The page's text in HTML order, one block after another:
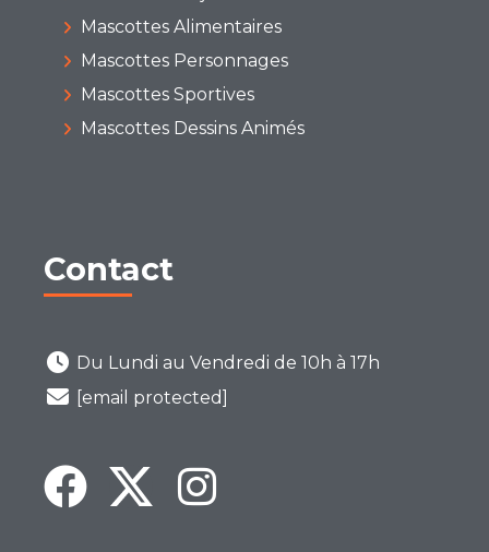
Mascottes Alimentaires
Mascottes Personnages
Mascottes Sportives
Mascottes Dessins Animés
Contact
Du Lundi au Vendredi de 10h à 17h
[email protected]